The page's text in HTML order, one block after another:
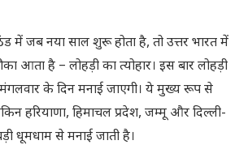
में जब नया साल शुरू होता है, तो उत्तर भारत में
आता है – लोहड़ी का त्योहार। इस बार लोहड़ी
के दिन मनाई जाएगी। ये मुख्य रूप से
हरियाणा, हिमाचल प्रदेश, जम्मू और दिल्ली-
धूमधाम से मनाई जाती है।